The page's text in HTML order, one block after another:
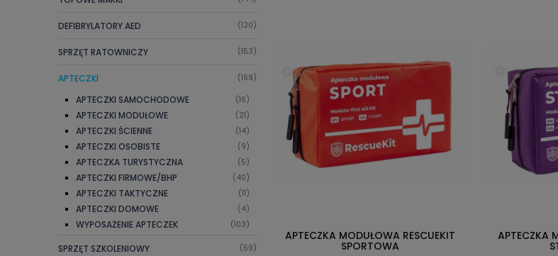
DEFIBRYLATORY AED (120)
SPRZĘT RATOWNICZY (153)
APTECZKI (169)
APTECZKI SAMOCHODOWE (16)
APTECZKI MODUŁOWE (21)
APTECZKI ŚCIENNE (14)
APTECZKI OSOBISTE (9)
APTECZKA TURYSTYCZNA (5)
APTECZKI FIRMOWE/BHP (40)
APTECZKI TAKTYCZNE (11)
APTECZKI DOMOWE (4)
WYPOSAŻENIE APTECZEK (103)
SPRZĘT SZKOLENIOWY (59)
APTECZKA MODUŁOWA RESCUEKIT
SPORTOWA
APTECZKA